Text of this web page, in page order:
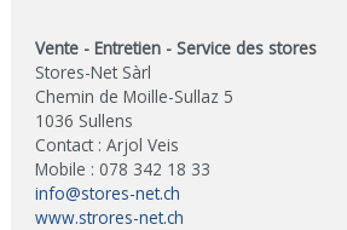
Vente - Entretien - Service des stores
Stores-Net Sàrl
Chemin de Moille-Sullaz 5
1036 Sullens
Contact : Arjol Veis
Mobile : 078 342 18 33
info@stores-net.ch
www.strores-net.ch